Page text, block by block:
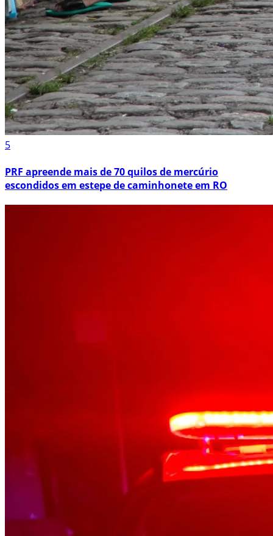
5
PRF apreende mais de 70 quilos de mercúrio
escondidos em estepe de caminhonete em RO